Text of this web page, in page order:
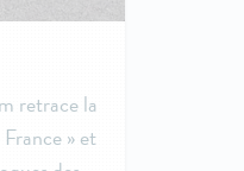
retrace la
» et